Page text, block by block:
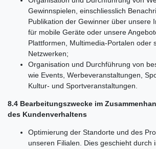
Gewinnspielen, einschliesslich
Publikation der Gewinner über unsere
für mobile Geräte oder unsere
Plattformen, Multimedia-Portalen oder
Netzwerken;
Organisation und Durchführung von
wie Events, Werbeveranstaltungen,
Kultur- und Sportveranstaltungen.
8.4 Bearbeitungszwecke im
des Kundenverhaltens
Optimierung der Standorte und des
unseren Filialen. Dies geschieht durch